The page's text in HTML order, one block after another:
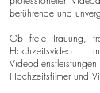
berührende und
Ob freie Trauung,
Hochzeitsfilmer und